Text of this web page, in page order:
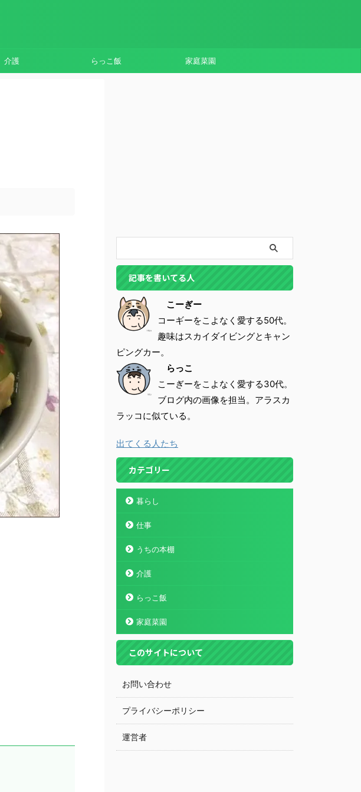
介護 らっこ飯 家庭菜園
記事を書いてる人
こーぎー
コーギーをこよなく愛する50代。
趣味はスカイダイビングとキャン
ピングカー。
らっこ
こーぎーをこよなく愛する30代。
ブログ内の画像を担当。アラスカ
ラッコに似ている。
出てくる人たち
カテゴリー
暮らし
仕事
うちの本棚
介護
らっこ飯
家庭菜園
このサイトについて
お問い合わせ
プライバシーポリシー
運営者